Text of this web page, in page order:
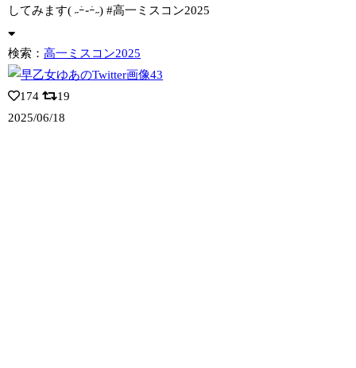
してみます( ˶ｰ̀֊ｰ́˶) #高一ミスコン2025
検索：高一ミスコン2025
174
19
2025/06/18